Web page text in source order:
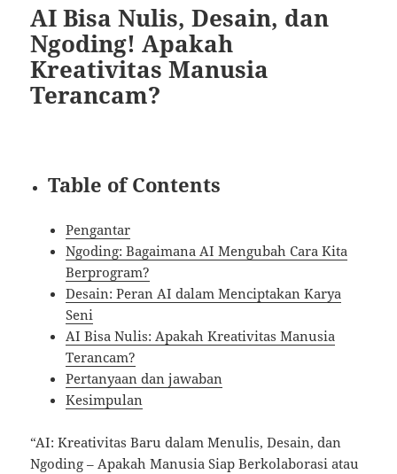
AI Bisa Nulis, Desain, dan
Ngoding! Apakah
Kreativitas Manusia
Terancam?
Table of Contents
Pengantar
Ngoding: Bagaimana AI Mengubah Cara Kita
Berprogram?
Desain: Peran AI dalam Menciptakan Karya
Seni
AI Bisa Nulis: Apakah Kreativitas Manusia
Terancam?
Pertanyaan dan jawaban
Kesimpulan
“AI: Kreativitas Baru dalam Menulis, Desain, dan
Ngoding – Apakah Manusia Siap Berkolaborasi atau